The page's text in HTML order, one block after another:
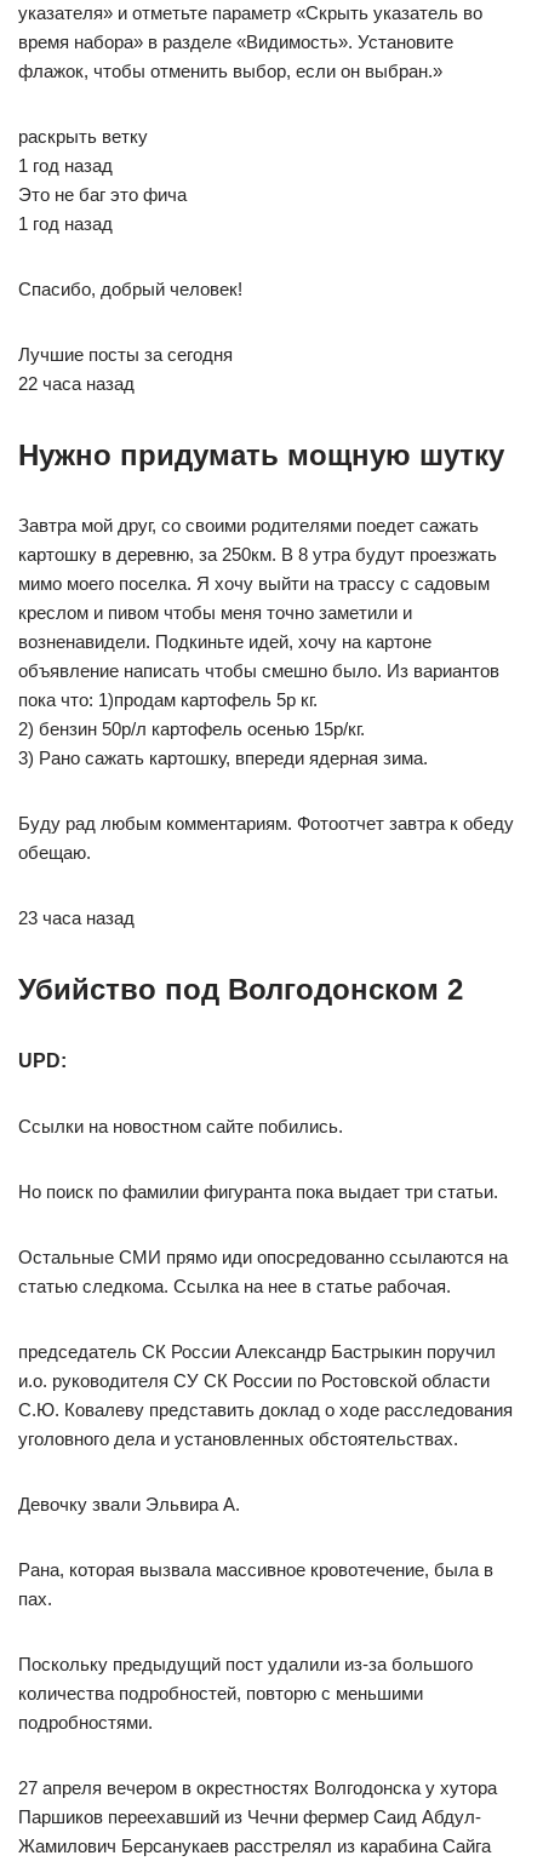
указателя» и отметьте параметр «Скрыть указатель во
время набора» в разделе «Видимость». Установите
флажок, чтобы отменить выбор, если он выбран.»
раскрыть ветку
1 год назад
Это не баг это фича
1 год назад
Спасибо, добрый человек!
Лучшие посты за сегодня
22 часа назад
Нужно придумать мощную шутку⁠ ⁠
Завтра мой друг, со своими родителями поедет сажать
картошку в деревню, за 250км. В 8 утра будут проезжать
мимо моего поселка. Я хочу выйти на трассу с садовым
креслом и пивом чтобы меня точно заметили и
возненавидели. Подкиньте идей, хочу на картоне
объявление написать чтобы смешно было. Из вариантов
пока что: 1)продам картофель 5р кг.
2) бензин 50р/л картофель осенью 15р/кг.
3) Рано сажать картошку, впереди ядерная зима.
Буду рад любым комментариям. Фотоотчет завтра к обеду
обещаю.
23 часа назад
Убийство под Волгодонском 2⁠ ⁠
UPD:
Ссылки на новостном сайте побились.
Но поиск по фамилии фигуранта пока выдает три статьи.
Остальные СМИ прямо иди опосредованно ссылаются на
статью следкома. Ссылка на нее в статье рабочая.
председатель СК России Александр Бастрыкин поручил
и.о. руководителя СУ СК России по Ростовской области
С.Ю. Ковалеву представить доклад о ходе расследования
уголовного дела и установленных обстоятельствах.
Девочку звали Эльвира А.
Рана, которая вызвала массивное кровотечение, была в
пах.
Поскольку предыдущий пост удалили из-за большого
количества подробностей, повторю с меньшими
подробностями.
27 апреля вечером в окрестностях Волгодонска у хутора
Паршиков переехавший из Чечни фермер Саид Абдул-
Жамилович Берсанукаев расстрелял из карабина Сайга